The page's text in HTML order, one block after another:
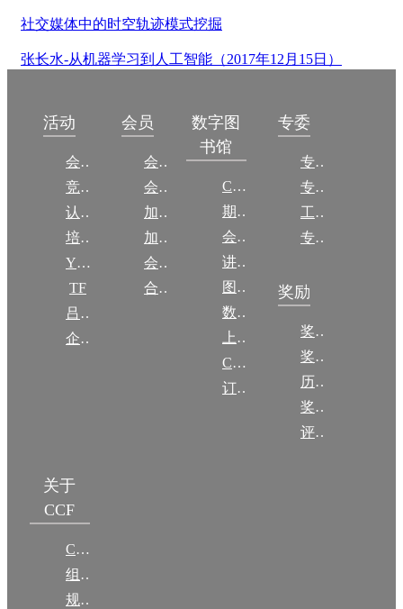
社交媒体中的时空轨迹模式挖掘
张长水-从机器学习到人工智能（2017年12月15日）
活动
会议
竞赛
认证
培训
YOCSEF
TF
吕梁振兴
企智会
会员
会员简介
会员权益
加入CCF
加入CCF
会员交费
合作伙伴
数字图
书馆
CCCF
期刊
会议
讲稿
图集
数图编审委员会
上传/发布作品
CCF DL Focus
订阅《计算》
专委
专委简介
专委条例
工作问答
专委名单
奖励
奖励动态
奖励目录
历年获奖名单
奖项推荐
评奖条例
关于
CCF
CCF简介
组织机构
规章